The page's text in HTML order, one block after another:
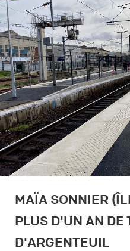
MAÏA SONNIER
PLUS D'UN AN DE
D'ARGENTEUIL